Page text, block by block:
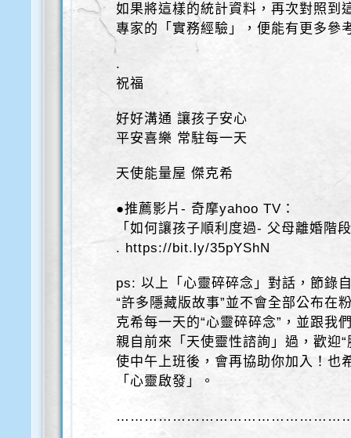
如果將這樣的統計資料，再次對照到
專家的「實務經驗」，便能有更多參
.
祝福
好好溝通 讓孩子安心
平安喜樂 常駐每一天
天使能量屋 傑克希
●推薦影片- 奇摩yahoo TV：
「如何讓孩子順利度過- 父母離婚階
. https://bit.ly/35pYShN
ps: 以上「心靈碎碎念」對話，節錄
“許多隱藏版故事”並不會全部公布在
克希每一天的“心靈碎碎念”，並跟我
親自前來「天使靈性諮詢」過，歡迎
使中午上班後，會再協助你加入！也
「心靈啟發」。